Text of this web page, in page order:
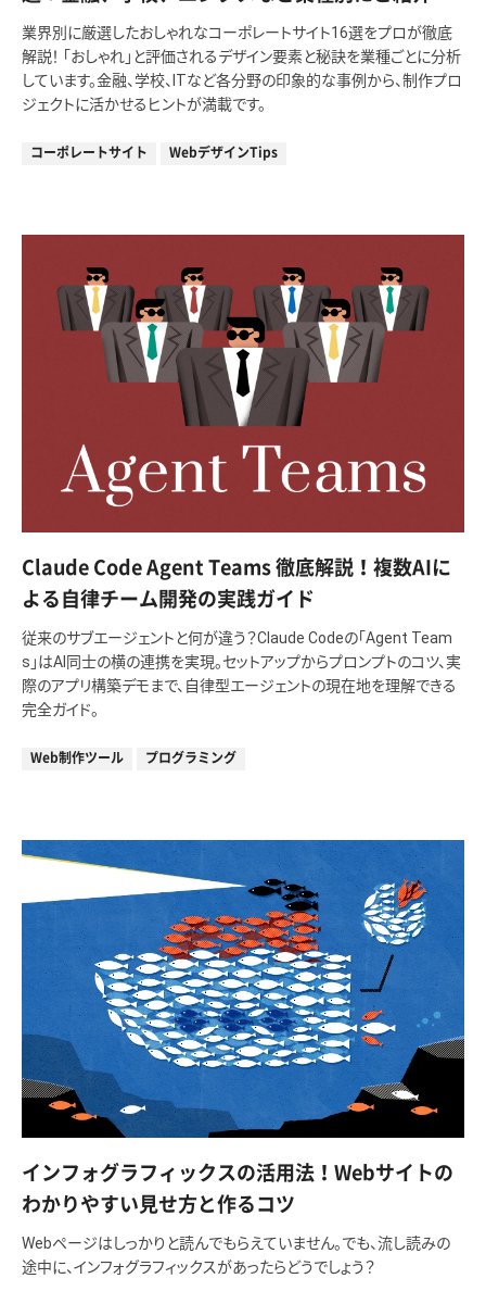
業界別に厳選したおしゃれなコーポレートサイト16選をプロが徹底
解説！ 「おしゃれ」と評価されるデザイン要素と秘訣を業種ごとに分析
しています。金融、学校、ITなど各分野の印象的な事例から、制作プロ
ジェクトに活かせるヒントが満載です。
コーポレートサイト WebデザインTips
Claude Code Agent Teams 徹底解説！複数AIに
よる自律チーム開発の実践ガイド
従来のサブエージェントと何が違う？Claude Codeの「Agent Team
s」はAI同士の横の連携を実現。セットアップからプロンプトのコツ、実
際のアプリ構築デモまで、自律型エージェントの現在地を理解できる
完全ガイド。
Web制作ツール プログラミング
インフォグラフィックスの活用法！Webサイトの
わかりやすい見せ方と作るコツ
Webページはしっかりと読んでもらえていません。でも、流し読みの
途中に、インフォグラフィックスがあったらどうでしょう？